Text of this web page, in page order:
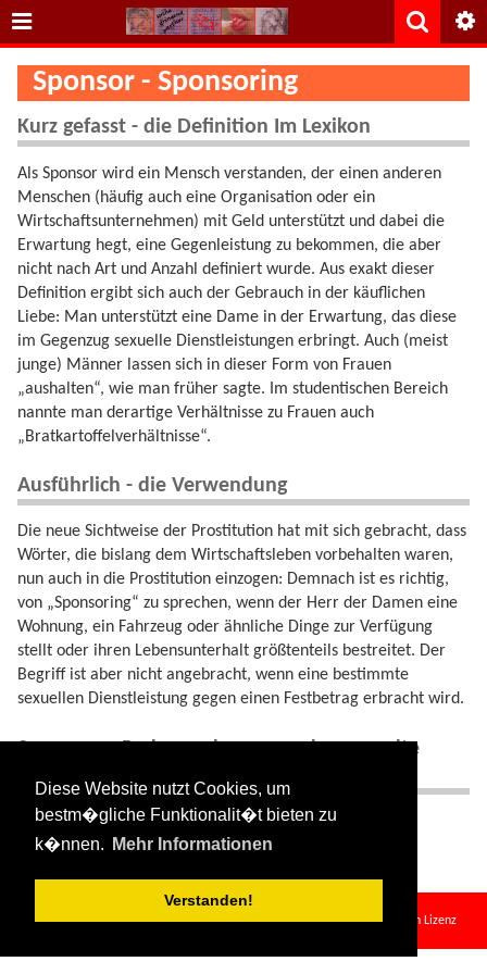
Diese Website nutzt Cookies, um
bestm�gliche Funktionalit�t bieten zu
k�nnen.
Mehr Informationen
Verstanden!
Sponsor - Sponsoring
Kurz gefasst - die Definition Im Lexikon
Als Sponsor wird ein Mensch verstanden, der einen anderen
Menschen (häufig auch eine Organisation oder ein
Wirtschaftsunternehmen) mit Geld unterstützt und dabei die
Erwartung hegt, eine Gegenleistung zu bekommen, die aber
nicht nach Art und Anzahl definiert wurde. Aus exakt dieser
Definition ergibt sich auch der Gebrauch in der käuflichen
Liebe: Man unterstützt eine Dame in der Erwartung, das diese
im Gegenzug sexuelle Dienstleistungen erbringt. Auch (meist
junge) Männer lassen sich in dieser Form von Frauen
„aushalten“, wie man früher sagte. Im studentischen Bereich
nannte man derartige Verhältnisse zu Frauen auch
„Bratkartoffelverhältnisse“.
Ausführlich - die Verwendung
Die neue Sichtweise der Prostitution hat mit sich gebracht, dass
Wörter, die bislang dem Wirtschaftsleben vorbehalten waren,
nun auch in die Prostitution einzogen: Demnach ist es richtig,
von „Sponsoring“ zu sprechen, wenn der Herr der Damen eine
Wohnung, ein Fahrzeug oder ähnliche Dinge zur Verfügung
stellt oder ihren Lebensunterhalt größtenteils bestreitet. Der
Begriff ist aber nicht angebracht, wenn eine bestimmte
sexuellen Dienstleistung gegen einen Festbetrag erbracht wird.
Synonyme, Redewendungen und verwandte
Synonyme: Aushalten,Bratkartoffelverhältnis
· Zuletzt geändert:2024/08/11 09:34
Falls nicht anders bezeichnet, ist der Inhalt dieses Wikis unter der folgenden Lizenz